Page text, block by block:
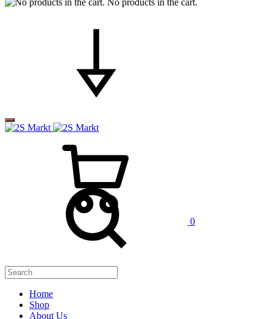
No products in the cart.
0
Home
Shop
About Us